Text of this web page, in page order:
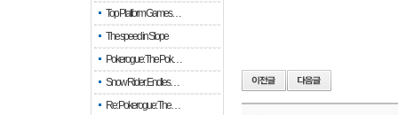
Top Platform Games…
The speed in Slope
Pokerogue: The Pok…
Snow Rider: Endles…
Re: Pokerogue: The…